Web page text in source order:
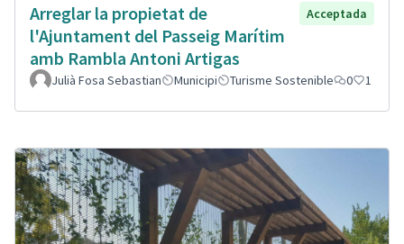
Arreglar la propietat de
l'Ajuntament del Passeig Marítim
amb Rambla Antoni Artigas
Acceptada
Julià Fosa Sebastian Municipi Turisme Sostenible 0 1